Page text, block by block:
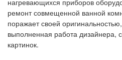
нагревающихся приборов
ремонт совмещенной ванной
поражает своей
выполненная работа дизайнера,
картинок.